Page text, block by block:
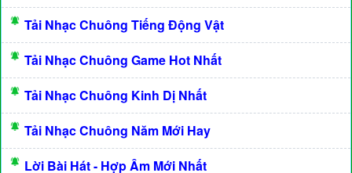
Tải Nhạc Chuông Tiếng Động Vật
Tải Nhạc Chuông Game Hot Nhất
Tải Nhạc Chuông Kinh Dị Nhất
Tải Nhạc Chuông Năm Mới Hay
Lời Bài Hát - Hợp Âm Mới Nhất